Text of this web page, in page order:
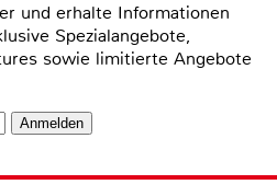
und erhalte Informationen
Spezialangebote,
sowie limitierte Angebote